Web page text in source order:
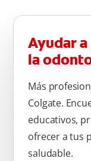
Ayudar
la
Más
Colgate.
educativos,
ofrecer a tus
saludable.